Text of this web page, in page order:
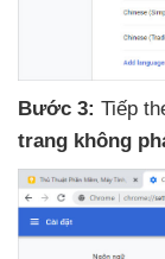
Bước 3: Tiếp
trang không